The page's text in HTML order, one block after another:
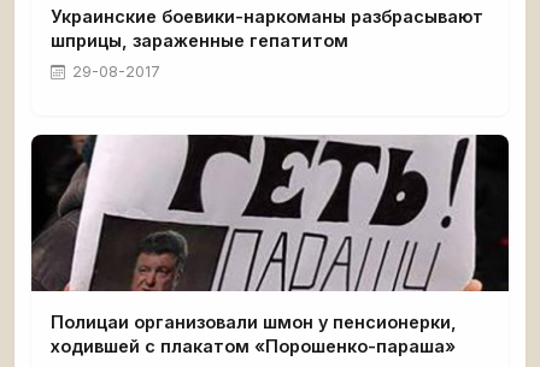
Украинские боевики-наркоманы разбрасывают
шприцы, зараженные гепатитом
29-08-2017
Полицаи организовали шмон у пенсионерки,
ходившей с плакатом «Порошенко-параша»